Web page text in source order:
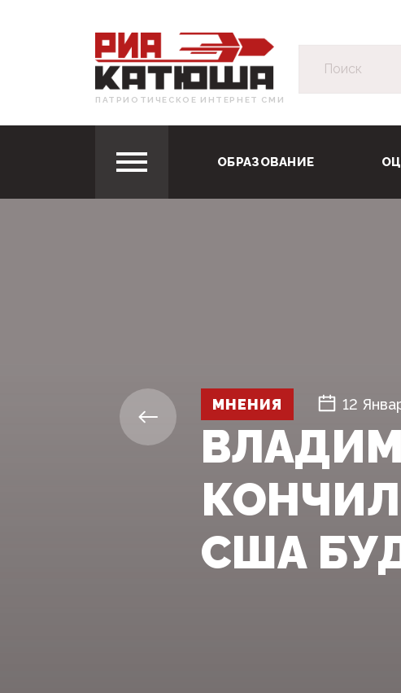
ПАТРИОТИЧЕСКОЕ ИНТЕРНЕТ СМИ
ОБРАЗОВАНИЕ
МНЕНИЯ 12
США